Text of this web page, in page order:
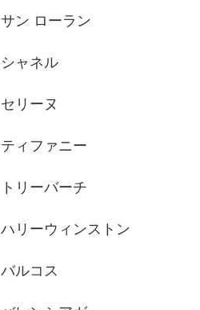
サン ローラン
シャネル
セリーヌ
ティファニー
トリーバーチ
ハリーウィンストン
バルコス